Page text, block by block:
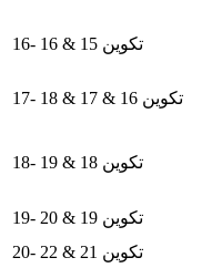
16- تكوين 15 & 16
17- تكوين 16 & 17 & 18
18- تكوين 18 & 19
19- تكوين 19 & 20
20- تكوين 21 & 22